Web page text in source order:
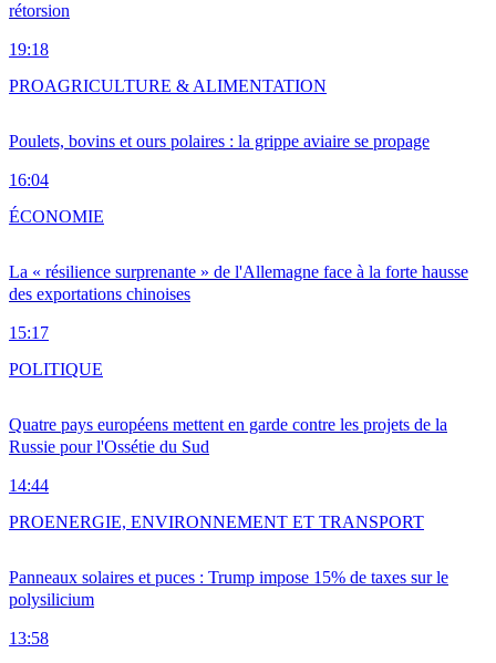
rétorsion
19:18
Poulets, bovins et ours polaires : la grippe aviaire se propage
16:04
PROAGRICULTURE & ALIMENTATION
La « résilience surprenante » de l'Allemagne face à la forte hausse
des exportations chinoises
15:17
ÉCONOMIE
Quatre pays européens mettent en garde contre les projets de la
Russie pour l'Ossétie du Sud
14:44
POLITIQUE
Panneaux solaires et puces : Trump impose 15% de taxes sur le
polysilicium
13:58
PROENERGIE, ENVIRONNEMENT ET TRANSPORT